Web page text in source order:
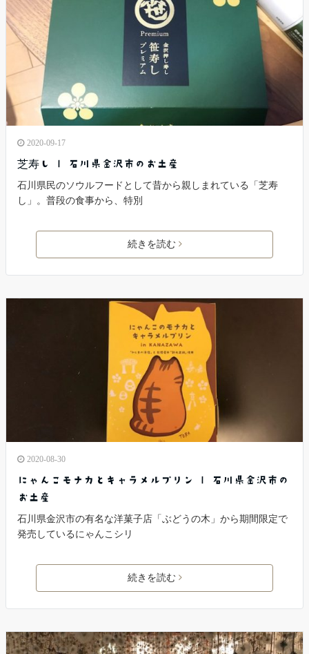
2020-09-17
芝寿し | 石川県金沢市のお土産
石川県民のソウルフードとして昔から親しまれている「芝寿
し」。普段の食事から、特別
続きを読む
2020-08-30
にゃんこモナカとキャラメルプリン | 石川県金沢市の
お土産
石川県金沢市の有名な洋菓子店「ぶどうの木」から期間限定で
発売しているにゃんこシリ
続きを読む